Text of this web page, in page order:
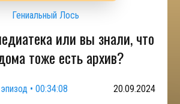
Гениальный Лось
или вы знали, что
тоже есть архив?
• 00:34:08 20.09.2024